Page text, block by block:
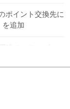
ポイント交換先に
を追加
建てステーブル